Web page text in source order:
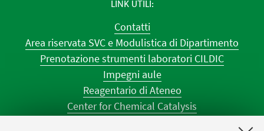
LINK UTILI
Contatti
Area riservata SVC e Modulistica di Dipartimento
Prenotazione strumenti laboratori CILDIC
Impegni aule
Reagentario di Ateneo
Center for Chemical Catalysis